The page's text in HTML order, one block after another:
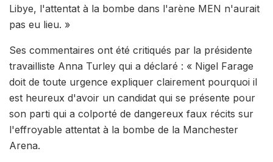
Libye, l'attentat à la bombe dans l'arène MEN n'aurait
pas eu lieu. »
Ses commentaires ont été critiqués par la présidente
travailliste Anna Turley qui a déclaré : « Nigel Farage
doit de toute urgence expliquer clairement pourquoi il
est heureux d'avoir un candidat qui se présente pour
son parti qui a colporté de dangereux faux récits sur
l'effroyable attentat à la bombe de la Manchester
Arena.